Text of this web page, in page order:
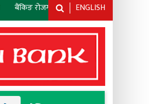
बैंकिङ रोजगारी ENGLISH